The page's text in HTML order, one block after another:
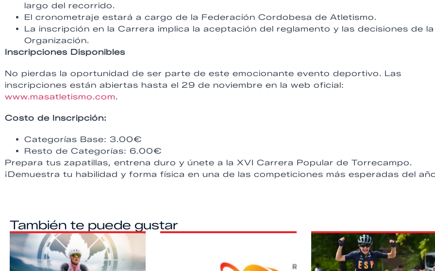
largo del recorrido.
El cronometraje estará a cargo de la Federación Cordobesa de Atletismo.
La inscripción en la Carrera implica la aceptación del reglamento y las decisiones de la
Organización.
Inscripciones Disponibles
No pierdas la oportunidad de ser parte de este emocionante evento deportivo. Las
inscripciones están abiertas hasta el 29 de noviembre en la web oficial:
www.masatletismo.com.
Costo de Inscripción:
Categorías Base: 3.00€
Resto de Categorías: 6.00€
Prepara tus zapatillas, entrena duro y únete a la XVI Carrera Popular de Torrecampo.
¡Demuestra tu habilidad y forma física en una de las competiciones más esperadas del
También te puede gustar